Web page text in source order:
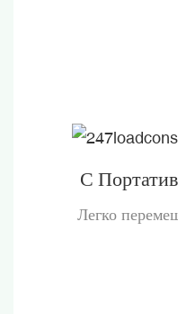
С
Легко